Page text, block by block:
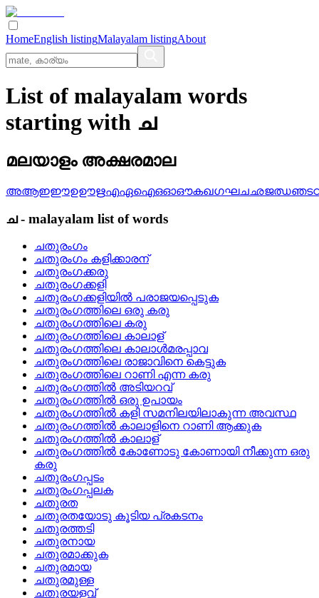
HomeEnglish listingMalayalam listingAbout
List of malayalam words
starting with ച
മലയാളം അക്ഷരമാല
അആഇഈഉഊഋഎഏഐഒഓഔകഖഗഘചഛജഝഞട
ച- malayalam list of words
ചതുരംഗം
ചതുരംഗം കളിക്കാരന്
ചതുരംഗക്കരു
ചതുരംഗക്കളി
ചതുരംഗക്കളിയില്‍ പരാജയപ്പെടുക
ചതുരംഗത്തിലെ ഒരു കരു
ചതുരംഗത്തിലെ കരു
ചതുരംഗത്തിലെ കാലാള്
ചതുരംഗത്തിലെ കാലാള്‍മരപ്പാവ
ചതുരംഗത്തിലെ രാജാവിനെ കെട്ടുക
ചതുരംഗത്തിലെ റാണി എന്ന കരു
ചതുരംഗത്തില്‍ അടിയറവ്
ചതുരംഗത്തില്‍ ഒരു ഉപായം
ചതുരംഗത്തില്‍ കളി സമനിലയിലാകുന്ന അവസ്ഥ
ചതുരംഗത്തില്‍ കാലാളിനെ റാണി ആക്കുക
ചതുരംഗത്തില്‍ കാലാള്
ചതുരംഗത്തില്‍ കോണോടു കോണായി നീക്കുന്ന ഒരു
കരു
ചതുരംഗപ്പടം
ചതുരംഗപ്പലക
ചതുരത
ചതുരതയോടു കൂടിയ പ്രകടനം
ചതുരത്തടി
ചതുരനായ
ചതുരമാക്കുക
ചതുരമായ
ചതുരമുള്ള
ചതുരയളവ്